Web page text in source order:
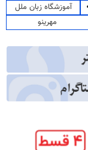
آموزشگاه زبان ملل
مهرینو